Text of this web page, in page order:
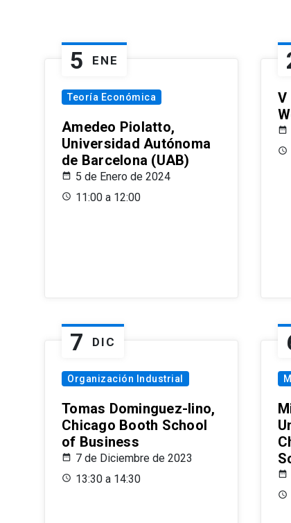
5 ENE
Teoría Económica
Amedeo Piolatto,
Universidad Autónoma
de Barcelona (UAB)
5 de Enero de 2024
11:00 a 12:00
V
7 DIC
Organización Industrial
Tomas Dominguez-Iino,
Chicago Booth School
of Business
7 de Diciembre de 2023
13:30 a 14:30